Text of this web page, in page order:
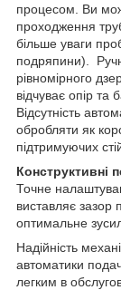
процесом. Ви
проходження
більше уваги
подряпини).
рівномірного
відчуває опір та
Відсутність
обробляти як
підтримуючих
Конструктивні
Точне
виставляє зазор
оптимальне
Надійність
автоматики
легким в